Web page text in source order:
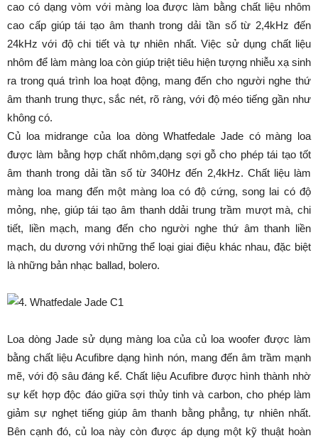
cao có dạng vòm với màng loa được làm bằng chất liệu nhôm
cao cấp giúp tái tạo âm thanh trong dải tần số từ 2,4kHz đến
24kHz với độ chi tiết và tự nhiên nhất. Việc sử dụng chất liệu
nhôm để làm màng loa còn giúp triệt tiêu hiện tượng nhiễu xạ sinh
ra trong quá trình loa hoạt động, mang đến cho người nghe thứ
âm thanh trung thực, sắc nét, rõ ràng, với độ méo tiếng gần như
không có.
Củ loa midrange của loa dòng Whatfedale Jade có màng loa
được làm bằng hợp chất nhôm,dạng sợi gỗ cho phép tái tạo tốt
âm thanh trong dải tần số từ 340Hz đến 2,4kHz. Chất liệu làm
màng loa mang đến một màng loa có độ cứng, song lai có độ
mỏng, nhẹ, giúp tái tạo âm thanh ddải trung trầm mượt mà, chi
tiết, liền mạch, mang đến cho người nghe thứ âm thanh liền
mạch, du dương với những thể loại giai điệu khác nhau, đặc biệt
là những bản nhạc ballad, bolero.
Loa dòng Jade sử dụng màng loa của củ loa woofer được làm
bằng chất liệu Acufibre dạng hình nón, mang đến âm trầm mạnh
mẽ, với độ sâu đáng kể. Chất liệu Acufibre được hình thành nhờ
sự kết hợp độc đáo giữa sợi thủy tinh và carbon, cho phép làm
giảm sự nghẹt tiếng giúp âm thanh bằng phẳng, tự nhiên nhất.
Bên cạnh đó, củ loa này còn được áp dụng một kỹ thuật hoàn